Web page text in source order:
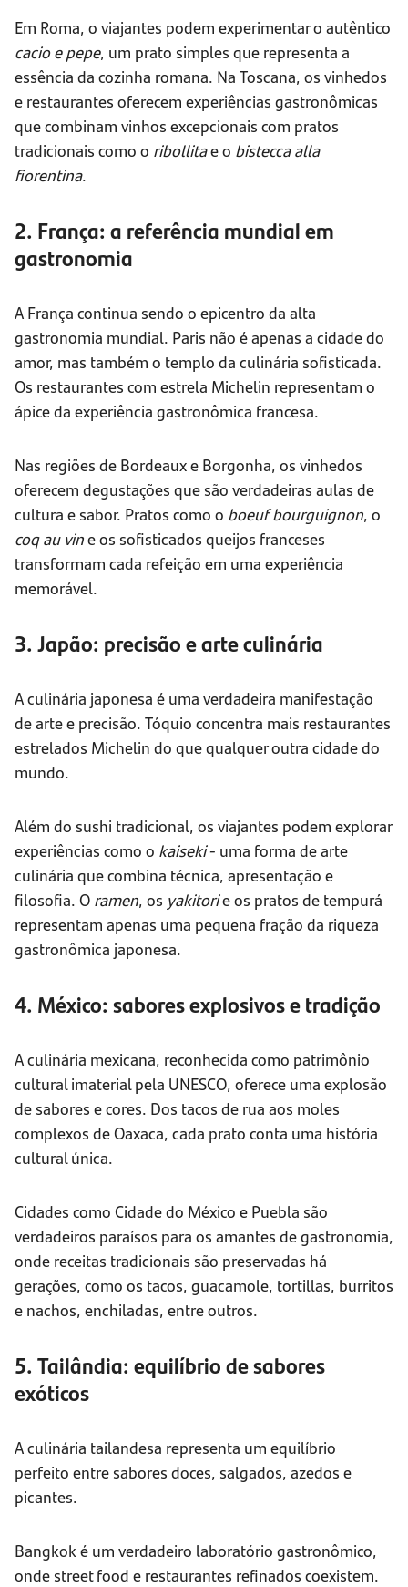
Em Roma, o viajantes podem experimentar o autêntico
cacio e pepe, um prato simples que representa a
essência da cozinha romana. Na Toscana, os vinhedos
e restaurantes oferecem experiências gastronômicas
que combinam vinhos excepcionais com pratos
tradicionais como o ribollitae o bistecca alla
fiorentina.
2. França: a referência mundial em
gastronomia
A França continua sendo o epicentro da alta
gastronomia mundial. Paris não é apenas a cidade do
amor, mas também o templo da culinária sofisticada.
Os restaurantes com estrela Michelin representam o
ápice da experiência gastronômica francesa.
Nas regiões de Bordeaux e Borgonha, os vinhedos
oferecem degustações que são verdadeiras aulas de
cultura e sabor. Pratos como o boeuf bourguignon, o
coq au vine os sofisticados queijos franceses
transformam cada refeição em uma experiência
memorável.
3. Japão: precisão e arte culinária
A culinária japonesa é uma verdadeira manifestação
de arte e precisão. Tóquio concentra mais restaurantes
estrelados Michelin do que qualquer outra cidade do
mundo.
Além do sushi tradicional, os viajantes podem explorar
experiências como o kaiseki- uma forma de arte
culinária que combina técnica, apresentação e
filosofia. O ramen, os yakitorie os pratos de tempurá
representam apenas uma pequena fração da riqueza
gastronômica japonesa.
4. México: sabores explosivos e tradição
A culinária mexicana, reconhecida como patrimônio
cultural imaterial pela UNESCO, oferece uma explosão
de sabores e cores. Dos tacos de rua aos moles
complexos de Oaxaca, cada prato conta uma história
cultural única.
Cidades como Cidade do México e Puebla são
verdadeiros paraísos para os amantes de gastronomia,
onde receitas tradicionais são preservadas há
gerações, como os tacos, guacamole, tortillas, burritos
e nachos, enchiladas, entre outros.
5. Tailândia: equilíbrio de sabores
exóticos
A culinária tailandesa representa um equilíbrio
perfeito entre sabores doces, salgados, azedos e
picantes.
Bangkok é um verdadeiro laboratório gastronômico,
onde street food e restaurantes refinados coexistem.